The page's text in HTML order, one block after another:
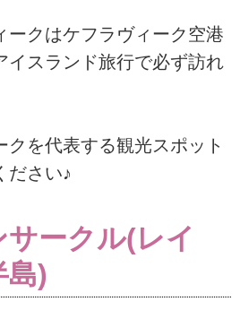
ークはケフラヴィーク空港
イスランド旅行で必ず訪れ
クを代表する観光スポット
ださい♪
ークル(レイ
島)